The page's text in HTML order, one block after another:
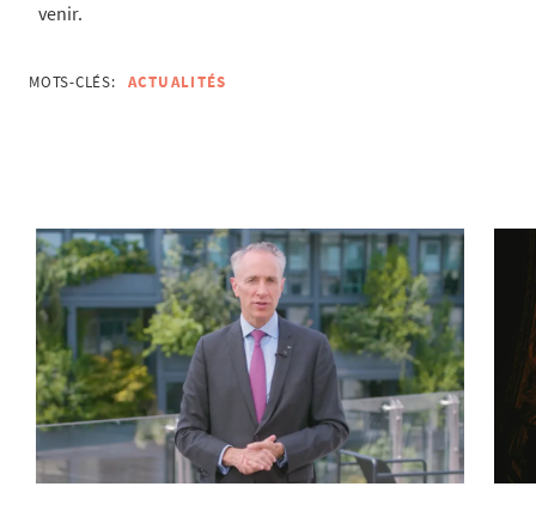
venir.
MOTS-CLÉS: ACTUALITÉS